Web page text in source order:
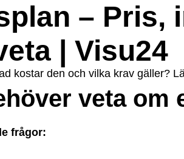
– Pris,
| Visu24
kostar den och vilka krav gäller?
veta om
frågor: